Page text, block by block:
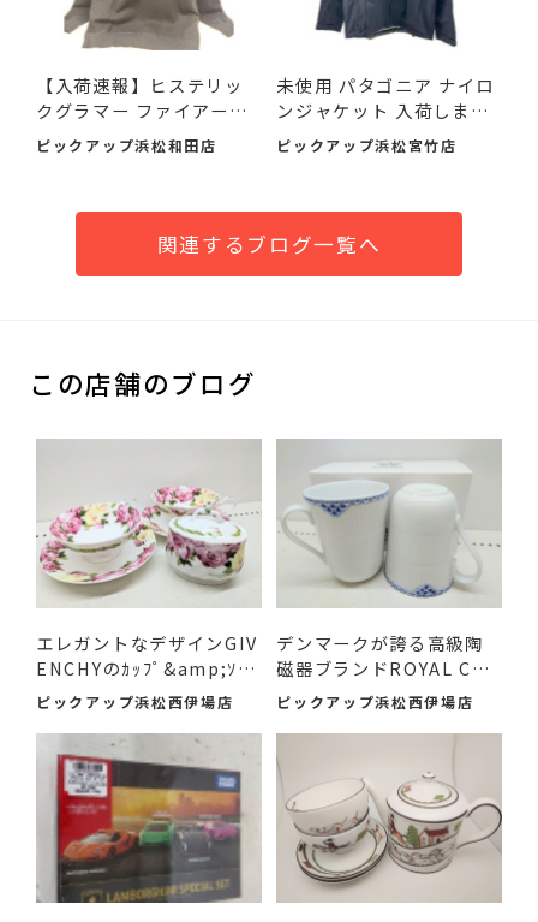
【入荷速報】ヒステリッ
クグラマー ファイアーベ
ア...
ピックアップ浜松和田店
未使用 パタゴニア ナイロ
ンジャケット 入荷しまし
た♪
ピックアップ浜松宮竹店
関連するブログ一覧へ
この店舗のブログ
エレガントなデザインGIV
ENCHYのｶｯﾌﾟ&amp;ｿｰｻ
ｰ...
ピックアップ浜松西伊場店
デンマークが誇る高級陶
磁器ブランドROYAL COP
ENHA...
ピックアップ浜松西伊場店